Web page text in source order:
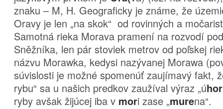
znaku – M, H. Geograficky je známe, že
Oravy je len „na skok“ od rovinných a
Samotná rieka Morava pramení na rozvodí
Sněžníka, len pár stoviek metrov od poľskej
názvu Morawka, kedysi nazývanej Morawa
súvislosti je možné spomenúť zaujímavý fakt,
rybu“ sa u našich predkov zaužíval výraz „úhor
ryby avšak žijúcej iba v mori zase „murena“.